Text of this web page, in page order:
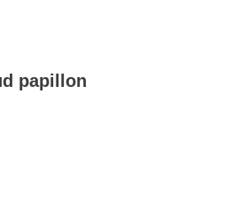
papillon